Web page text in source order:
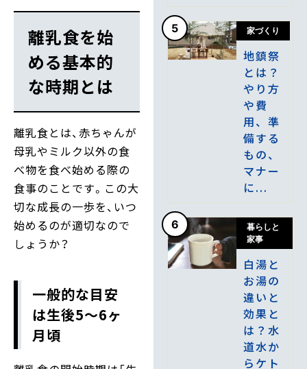
離乳食を始
める基本的
な時期とは
離乳食とは、赤ちゃんが
母乳やミルク以外の食
べ物を食べ始める際の
食事のことです。この大
切な成長の一歩を、いつ
始めるのが適切なので
しょうか？
一般的な目安
は生後5～6ヶ
月頃
5 家づくり
地鎮祭
とは？
やり方
や費
用、準
備する
もの、
マナー
に...
6
暮らしと
家事
白湯と
お湯の
違いと
効果と
は？水
道水か
らケト